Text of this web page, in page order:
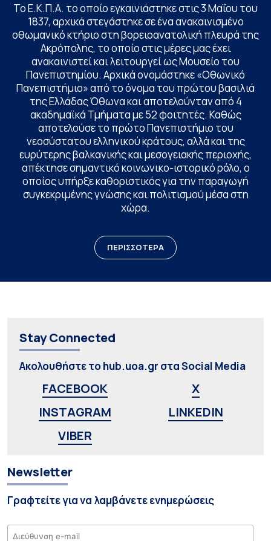
Το Ε.Κ.Π.Α. το οποίο εγκαινιάστηκε στις 3 Μαΐου του
1837, αρχικά στεγάστηκε σε ένα ανακαινισμένο
οθωμανικό κτήριο στη βορειοανατολική πλευρά της
Ακρόπολης, το οποίο στις μέρες μας έχει
ανακαινιστεί και λειτουργεί ως Μουσείο του
Πανεπιστημίου. Αρχικά ονομάστηκε «Οθωνικό
Πανεπιστήμιο» από το όνομα του πρώτου βασιλιά
της Ελλάδας Όθωνα και αποτελούνταν από 4
ακαδημαϊκά Τμήματα με 52 φοιτητές. Καθώς
αποτελούσε το πρώτο Πανεπιστήμιο του
νεοσύστατου ελληνικού κράτους, αλλά και της
ευρύτερης βαλκανικής και μεσογειακής περιοχής,
απέκτησε σημαντικό κοινωνικο-ιστορικό ρόλο, ο
οποίος υπήρξε καθοριστικός για την παραγωγή
συγκεκριμένης γνώσης και πολιτισμού μέσα στη
χώρα.
ΠΕΡΙΣΣΟΤΕΡΑ
Stay Connected
Ακολουθήστε το hub.uoa.gr στα Social Media
FACEBOOK
X
INSTAGRAM
LINKEDIN
VIBER
Newsletter
Γραφτείτε για να λαμβάνετε ενημερώσεις